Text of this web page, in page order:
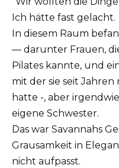
Ich hätte fast gelacht.
In diesem Raum
— darunter Frauen,
Pilates kannte, und
mit der sie seit
hatte -, aber
eigene Schwester.
Das war Savannahs
Grausamkeit in
nicht aufpasst.